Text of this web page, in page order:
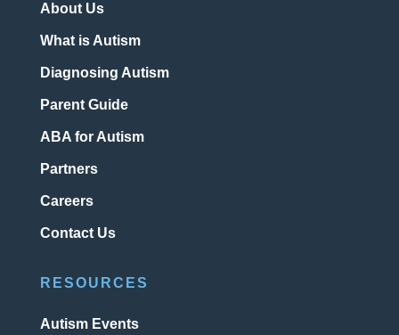
About Us
What is Autism
Diagnosing Autism
Parent Guide
ABA for Autism
Partners
Careers
Contact Us
RESOURCES
Autism Events